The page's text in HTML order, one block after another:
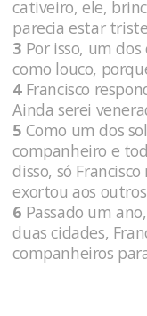
cativeiro, ele,
parecia estar
3 Por isso, um
como louco,
4Francisco
Ainda serei
5 Como um dos
companheiro e
disso, só
exortou aos
6 Passado um
duas cidades,
companheiros